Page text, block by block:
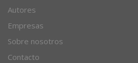
Autores
Empresas
Sobre nosotros
Contacto